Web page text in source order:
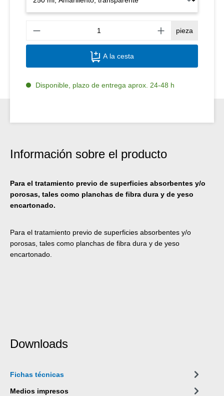
pieza
A la cesta
Disponible, plazo de entrega aprox. 24-48 h
Información sobre el producto
Para el tratamiento previo de superficies absorbentes y/o
porosas, tales como planchas de fibra dura y de yeso
encartonado.
Para el tratamiento previo de superficies absorbentes y/o
porosas, tales como planchas de fibra dura y de yeso
encartonado.
Downloads
Fichas técnicas
Medios impresos